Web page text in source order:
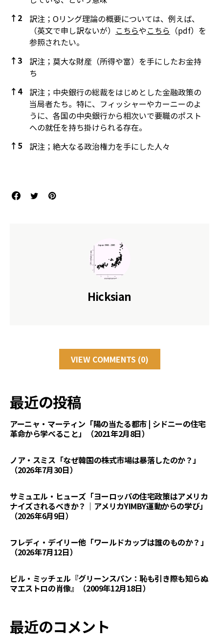
↑ 2
訳注；Oリング理論の概要については、例えば、
（英文で申し訳ないが） こちらやこちら （pdf）を
参照されたい。
↑3
訳注；莫大な財産（所得や富）を手にしたお金持
ち
↑ 4
訳注；中央銀行の総裁をはじめとした金融政策の
当局者たち。特に、フィッシャーやカーニーのよ
うに、各国の中央銀行から相次いで要職のポスト
への就任を持ち掛けられる存在。
↑ 5 訳注；絶大なる政治権力を手にした人々
Hicksian
VIEW COMMENTS (0)
最近の投稿
アーニャ・マーティン「陽の当たる都市 | シドニーの住宅
革命から学べること」（2021年2月8日）
ノア・スミス「なぜ韓国の株式市場は暴落したのか？」
（2026年7月30日）
サミュエル・ヒューズ「ヨーロッパの住宅政策はアメリカ
ナイズされるべきか？｜アメリカYIMBY運動からの学び」
（2026年6月9日）
フレディ・デイリー他「ワールドカップは誰のものか？」
（2026年7月12日）
ビル・ミッチェル『グリーンスパン：恥も引き際も知らぬ
マエストロの肖像』（2009年12月18日）
最近のコメント